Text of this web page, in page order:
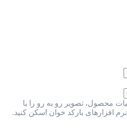
محصول، تصویر رو به رو را با
افزارهای بارکد خوان اسکن کنید.